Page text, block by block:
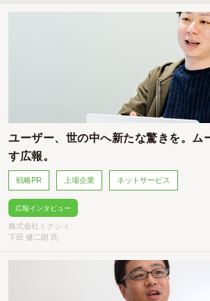
ユーザー、世の中へ新たな驚きを。ム
す広報。
戦略PR 上場企業 ネットサービス
広報インタビュー
株式会社ミクシィ
下田 健二朗 氏